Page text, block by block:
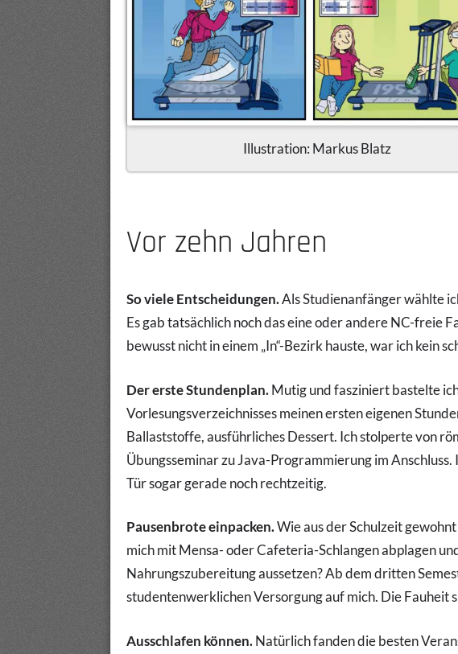
Illustration: Markus Blatz
Vor zehn Jahren
So viele Entscheidungen.Als Studienanfänger wählte
Es gab tatsächlich noch das eine oder andere NC-freie
bewusst nicht in einem „In“-Bezirk hauste, war ich kein
Der erste Stundenplan.Mutig und fasziniert bastelte
Vorlesungsverzeichnisses meinen ersten eigenen
Ballaststoffe, ausführliches Dessert. Ich stolperte von
Übungsseminar zu Java-Programmierung im
Tür sogar gerade noch rechtzeitig.
Pausenbrote einpacken.Wie aus der Schulzeit
mich mit Mensa- oder Cafeteria-Schlangen abplagen
Nahrungszubereitung aussetzen? Ab dem dritten
studentenwerklichen Versorgung auf mich. Die Fauheit
Ausschlafen können.Natürlich fanden die besten